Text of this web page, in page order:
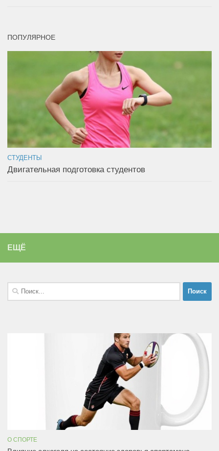
ПОПУЛЯРНОЕ
СТУДЕНТЫ
Двигательная подготовка студентов
ЕЩЁ
Найти:
О СПОРТЕ